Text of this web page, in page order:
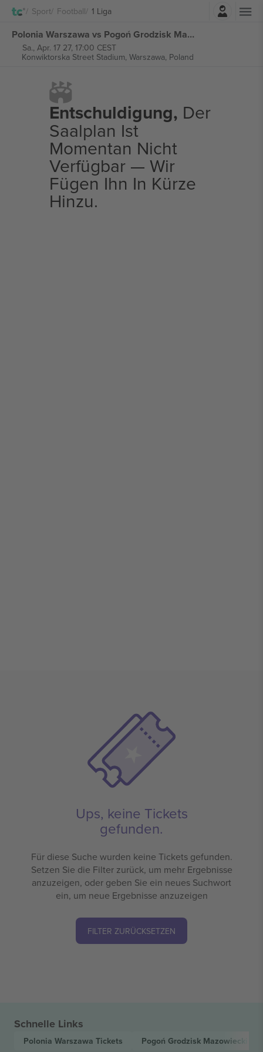
Sport Football 1 Liga
Polonia Warszawa vs Pogoń Grodzisk Mazowiecki 1 Liga tickets
Sa., Apr. 17 27, 17:00 CEST
Konwiktorska Street Stadium, Warszawa, Poland
Entschuldigung, Der
Saalplan Ist
Momentan Nicht
Verfügbar — Wir
Fügen Ihn In Kürze
Hinzu.
Ups, keine Tickets
gefunden.
Für diese Suche wurden keine Tickets gefunden.
Setzen Sie die Filter zurück, um mehr Ergebnisse
anzuzeigen, oder geben Sie ein neues Suchwort
ein, um neue Ergebnisse anzuzeigen
FILTER ZURÜCKSETZEN
Schnelle Links
Polonia Warszawa Tickets Pogoń Grodzisk Mazowiecki